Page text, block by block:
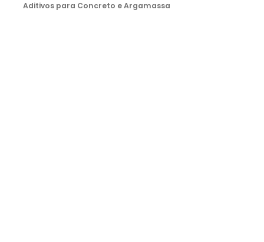
Aditivos para Concreto e Argamassa